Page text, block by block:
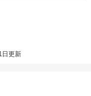
日更新